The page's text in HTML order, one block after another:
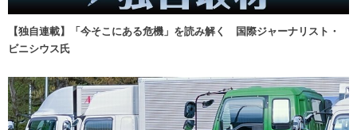
【独自連載】「今そこにある危機」を読み解く 国際ジャーナリスト・
ビニシウス氏